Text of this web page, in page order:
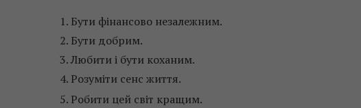
1. Бути фінансово незалежним.
2. Бути добрим.
3. Любити і бути коханим.
4. Розуміти сенс життя.
5. Робити цей світ кращим.